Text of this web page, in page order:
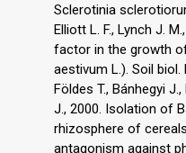
Sclerotinia
Elliott L. F., Lynch J.
factor in the growth
aestivum L.). Soil biol.
Földes T., Bánhegyi
J., 2000. Isolation of
rhizosphere of
antagonism against